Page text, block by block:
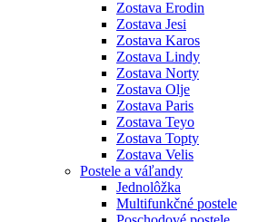
Zostava Erodin
Zostava Jesi
Zostava Karos
Zostava Lindy
Zostava Norty
Zostava Olje
Zostava Paris
Zostava Teyo
Zostava Topty
Zostava Velis
Postele a váľandy
Jednolôžka
Multifunkčné postele